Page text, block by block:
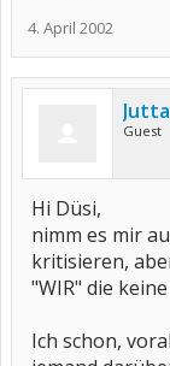
4. April 2002
Guest
Hi Düsi,
nimm es mir
kritisieren,
"WIR" die
Ich schon,